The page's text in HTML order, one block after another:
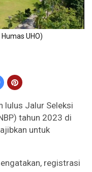
UHO)
lulus Jalur Seleksi
tahun 2023 di
untuk
registrasi